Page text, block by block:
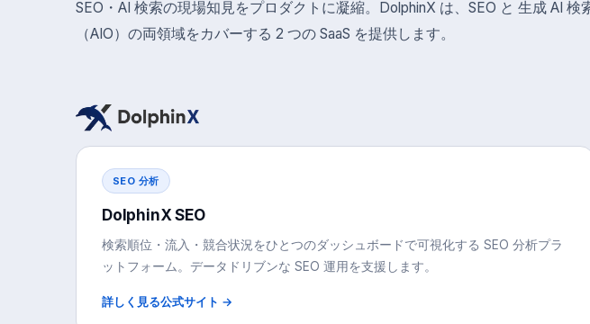
SEO・AI 検索の現場知見をプロダクトに凝縮。DolphinX は、SEO と 生成 AI 検
（AIO）の両領域をカバーする 2 つの SaaS を提供します。
SEO 分析
DolphinX SEO
検索順位・流入・競合状況をひとつのダッシュボードで可視化する SEO 分析プラ
ットフォーム。データドリブンな SEO 運用を支援します。
詳しく見る公式サイト →